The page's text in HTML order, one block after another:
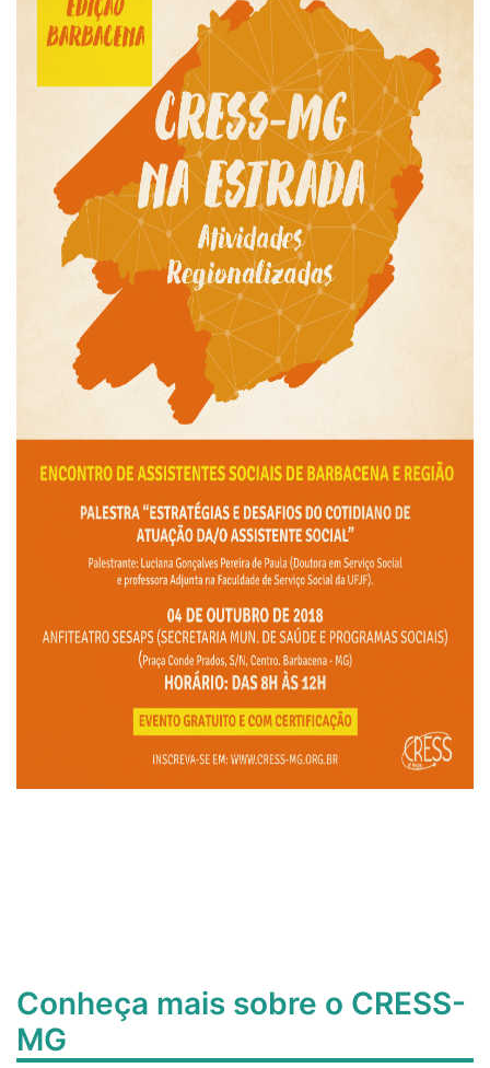
Conheça mais sobre o CRESS-
MG